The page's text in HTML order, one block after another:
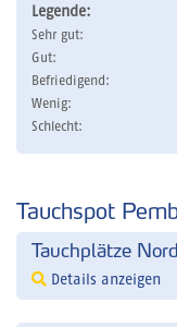
Legende:
Sehr gut:
Gut:
Befriedigend:
Wenig:
Schlecht:
Tauchspot
Tauchplätze
Details anzeigen